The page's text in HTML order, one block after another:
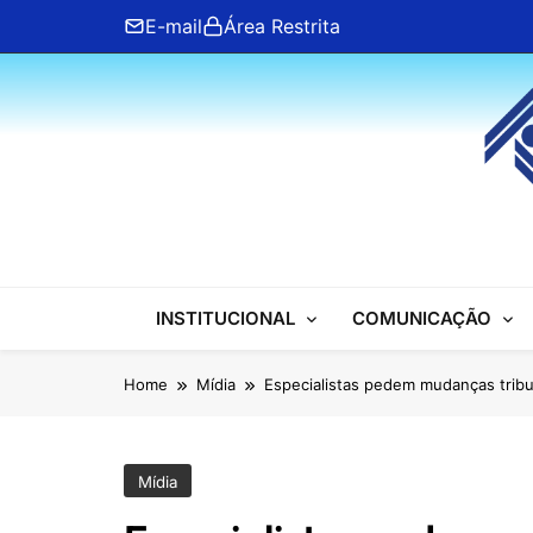
content
E-mail Área Restrita
ANFIP Nacional
INSTITUCIONAL COMUNICAÇÃO
Home Mídia Especialistas pedem mudanças
Mídia